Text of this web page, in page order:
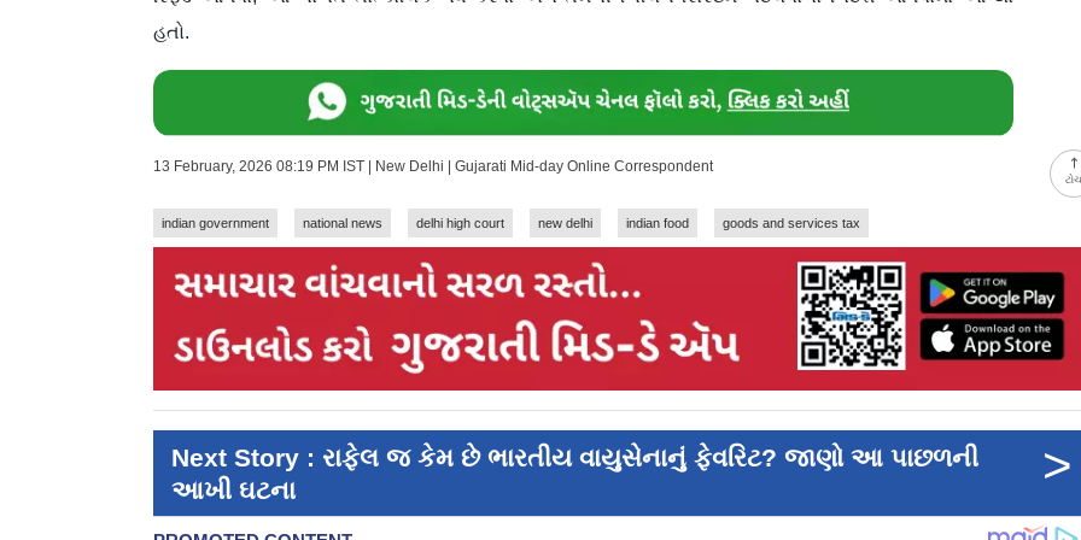
હતો.
13 February, 2026 08:19 PM IST | New Delhi | Gujarati Mid-day Online Correspondent
indian government national news delhi high court new delhi indian food goods and services tax
Next Story : રાફેલ જ કેમ છે ભારતીય વાયુસેનાનું ફેવરિટ? જાણો આ પાછળની
આખી ઘટના
>